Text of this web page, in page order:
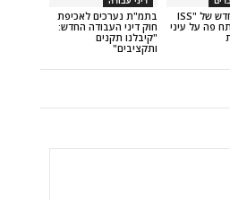
בתמ"ת נערכים לאכיפת
חוק דיני העבודה החדש:
"קיבלנו תקנים